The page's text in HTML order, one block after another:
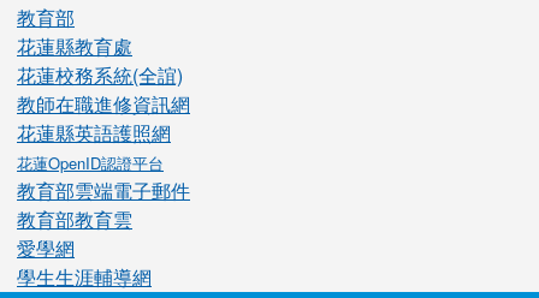
教育部
花蓮縣教育處
花蓮校務系統(全誼)
教師在職進修資訊網
花蓮縣英語護照網
花蓮OpenID認證平台
教育部雲端電子郵件
教育部教育雲
愛學網
學生生涯輔導網